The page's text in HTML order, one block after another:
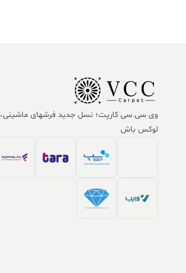
وی سی سی کارپت؛ نسل جدید فرشهای ماشینی،
لوکس باش